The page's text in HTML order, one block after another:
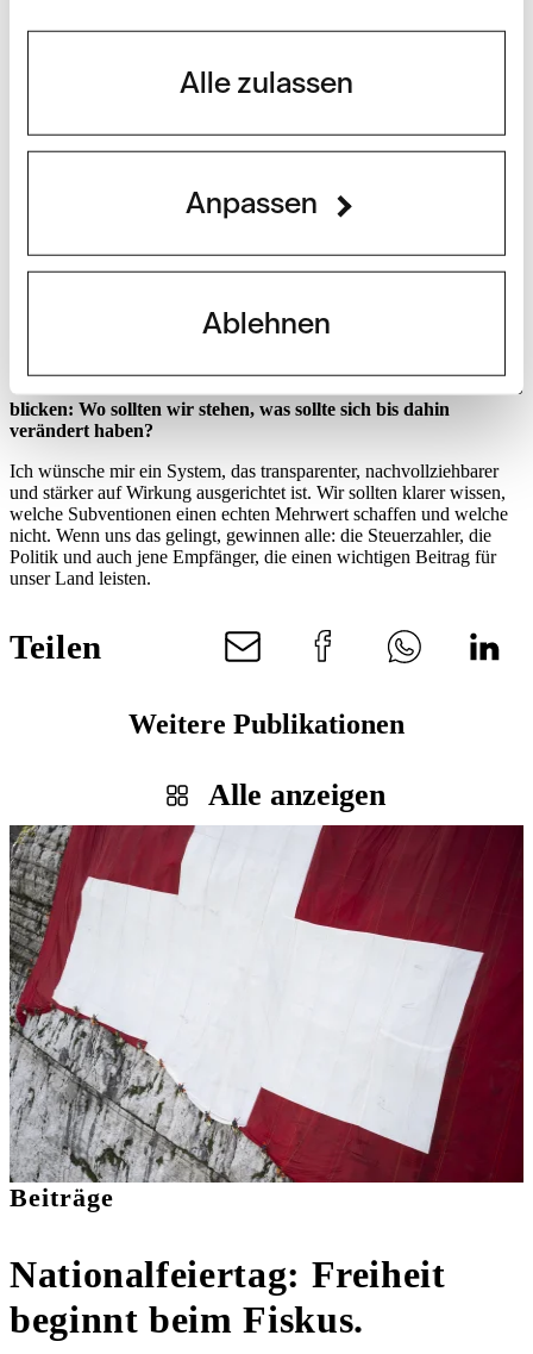
Alle zulassen
Anpassen
Ablehnen
verwendet werden. Dieser Grundsatz gilt unabhängig davon, wer
Sie schlagen vor, Subventionen künftig automatisch auslaufen
sogenannte Sunset Clauses. Welchen Nutzen versprechen Sie
sich davon?
Zunächst möchte ich prüfen lassen, ob und in welchen Bereichen
ein solches Instrument sinnvoll wäre. Die Idee dahinter ist einfach:
Förderung verlängern will, soll periodisch darlegen müssen,
zwischenzeitlich begründeten Förderinstrumenten und dauerhaften
Wenn Sie in zehn Jahren auf das Subventionswesen des Bundes
blicken: Wo sollten wir stehen, was sollte sich bis dahin
verändert haben?
Ich wünsche mir ein System, das transparenter, nachvollziehbarer
und stärker auf Wirkung ausgerichtet ist. Wir sollten klarer wissen,
welche Subventionen einen echten Mehrwert schaffen und welche
nicht. Wenn uns das gelingt, gewinnen alle: die Steuerzahler, die
Politik und auch jene Empfänger, die einen wichtigen Beitrag für
unser Land leisten.
Teilen
Weitere Publikationen
Alle anzeigen
Beiträge
Nationalfeiertag: Freiheit
beginnt beim Fiskus.